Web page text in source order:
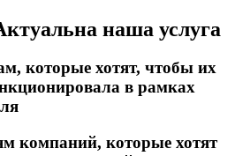
наша услуга
которые хотят, чтобы их
в рамках
компаний, которые хотят